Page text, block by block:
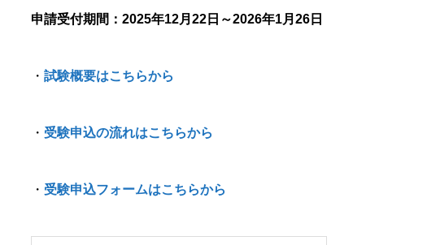
申請受付期間：2025年12月22日～2026年1月26日
・ 試験概要はこちらから
・ 受験申込の流れはこちらから
・ 受験申込フォームはこちらから